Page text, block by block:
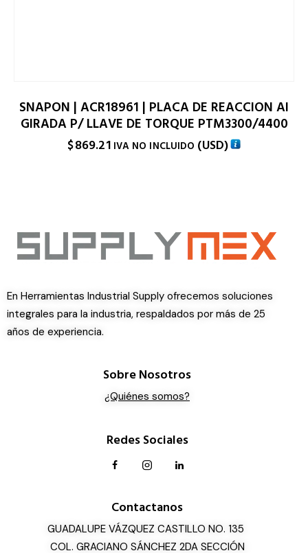
SNAPON | ACR18961 | PLACA DE REACCION AI
GIRADA P/ LLAVE DE TORQUE PTM3300/4400
$869.21 IVA NO INCLUIDO (USD)
En Herramientas Industrial Supply ofrecemos soluciones
integrales para la industria, respaldados por más de 25
años de experiencia.
Sobre Nosotros
¿Quiénes somos?
Redes Sociales
Contactanos
GUADALUPE VÁZQUEZ CASTILLO NO. 135
COL. GRACIANO SÁNCHEZ 2DA SECCIÓN